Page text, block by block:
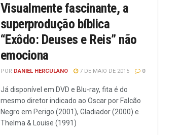
Visualmente fascinante, a
superprodução bíblica
“Exôdo: Deuses e Reis” não
emociona
POR DANIEL HERCULANO 7 DE MAIO DE 2015 0
Já disponível em DVD e Blu-ray, fita é do
mesmo diretor indicado ao Oscar por Falcão
Negro em Perigo (2001), Gladiador (2000) e
Thelma & Louise (1991)